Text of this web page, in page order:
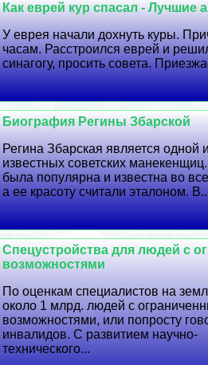
Как еврей кур спасал - Лучшие
У еврея начали дохнуть куры.
часам. Расстроился еврей и
синагогу, просить совета.
Биография Регины Збарской
Регина Збарская является одной
известных советских
была популярна и известна во
а ее красоту считали эталоном.
Спецустройства для людей с
возможностями
По оценкам специалистов на
около 1 млрд. людей с
возможностями, или попросту
инвалидов. С развитием научно-
технического...